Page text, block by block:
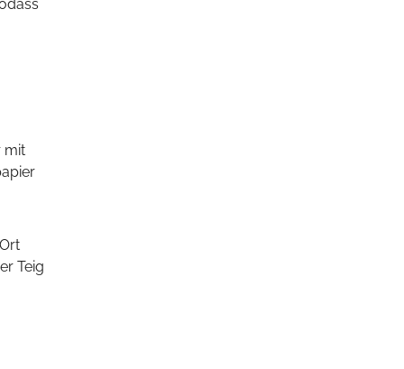
Teig